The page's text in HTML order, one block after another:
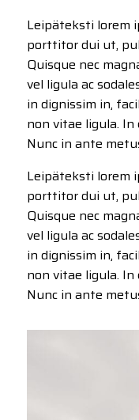
Leipäteksti lorem
porttitor dui ut,
Quisque nec
vel ligula ac
in dignissim in,
non vitae ligula.
Nunc in ante
Leipäteksti lorem
porttitor dui ut,
Quisque nec
vel ligula ac
in dignissim in,
non vitae ligula.
Nunc in ante